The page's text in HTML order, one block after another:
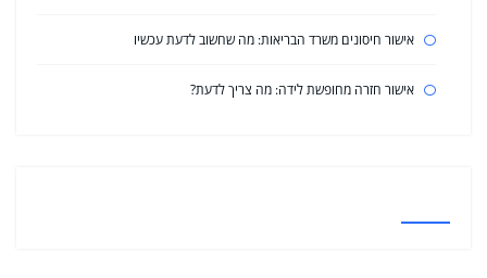
אישור חיסונים משרד הבריאות: מה שחשוב לדעת עכשיו
אישור חזרה מחופשת לידה: מה צריך לדעת?